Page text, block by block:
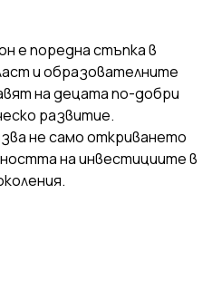
е поредна стъпка в
и образователните
на децата по-добри
развитие.
не само откриването
на инвестициите в